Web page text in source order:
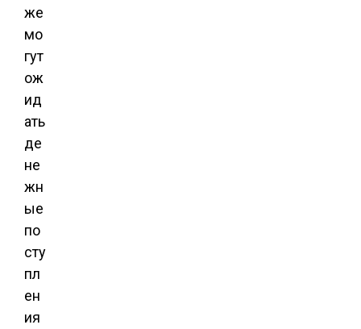
же
мо
гут
ож
ид
ать
де
не
жн
ые
по
сту
пл
ен
ия